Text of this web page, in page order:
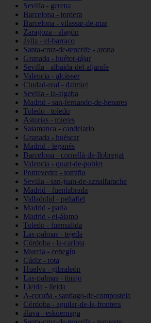
Sevilla - gerena
Barcelona - tordera
Barcelona - vilassar-de-mar
Zaragoza - alagón
ávila - el-barraco
Santa-cruz-de-tenerife - arona
Granada - huétor-tájar
Sevilla - albaida-del-aljarafe
Valencia - alcàsser
Ciudad-real - daimiel
Sevilla - la-algaba
Madrid - san-fernando-de-henares
Toledo - toledo
Asturias - mieres
Salamanca - candelario
Granada - huéscar
Madrid - leganés
Barcelona - cornellà-de-llobregat
Valencia - quart-de-poblet
Pontevedra - tomiño
Sevilla - san-juan-de-aznalfarache
Madrid - fuenlabrada
Valladolid - peñafiel
Madrid - parla
Madrid - el-álamo
Toledo - fuensalida
Las-palmas - tejeda
Córdoba - la-carlota
Murcia - cehegín
Cádiz - rota
Huelva - gibraleón
Las-palmas - tinajo
Lleida - lleida
A-coruña - santiago-de-compostela
Córdoba - aguilar-de-la-frontera
álava - eskuernaga